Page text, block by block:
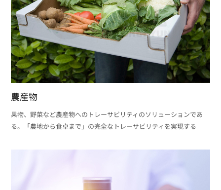
農産物
果物、野菜など農産物へのトレーサビリティのソリューションであ
る。「農地から食卓まで」の完全なトレーサビリティを実現する